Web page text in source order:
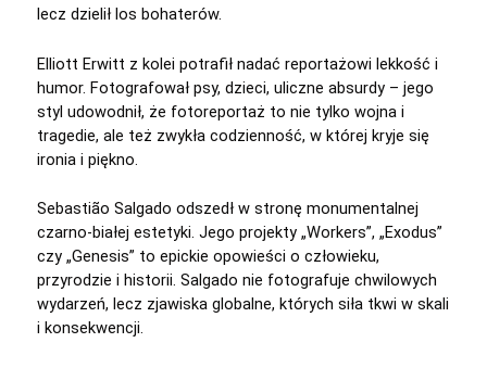
lecz dzielił los bohaterów.
Elliott Erwitt z kolei potrafił nadać reportażowi lekkość i
humor. Fotografował psy, dzieci, uliczne absurdy – jego
styl udowodnił, że fotoreportaż to nie tylko wojna i
tragedie, ale też zwykła codzienność, w której kryje się
ironia i piękno.
Sebastião Salgado odszedł w stronę monumentalnej
czarno-białej estetyki. Jego projekty „Workers”, „Exodus”
czy „Genesis” to epickie opowieści o człowieku,
przyrodzie i historii. Salgado nie fotografuje chwilowych
wydarzeń, lecz zjawiska globalne, których siła tkwi w skali
i konsekwencji.